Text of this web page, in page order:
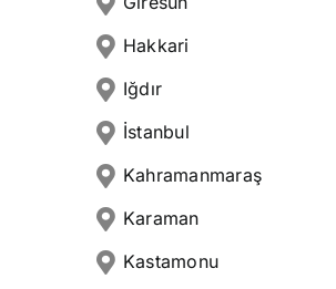
Hakkari
Iğdır
İstanbul
Kahramanmaraş
Karaman
Kastamonu